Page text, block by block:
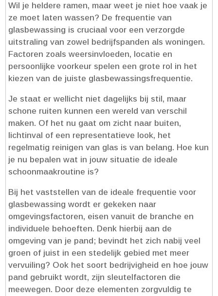
Wil je heldere ramen, maar weet je niet hoe vaak je
ze moet laten wassen? De frequentie van
glasbewassing is cruciaal voor een verzorgde
uitstraling van zowel bedrijfspanden als woningen.​
Factoren zoals weersinvloeden, locatie en
persoonlijke voorkeur spelen een grote rol in het
kiezen van de juiste glasbewassingsfrequentie.​
Je staat er wellicht niet dagelijks bij stil, maar
schone ruiten kunnen een wereld van verschil
maken.​ Of het nu gaat om zicht naar buiten,
lichtinval of een representatieve look, het
regelmatig reinigen van glas is van belang.​ Hoe kun
je nu bepalen wat in jouw situatie de ideale
schoonmaakroutine is?
Bij het vaststellen van de ideale frequentie voor
glasbewassing wordt er gekeken naar
omgevingsfactoren, eisen vanuit de branche en
individuele behoeften.​ Denk hierbij aan de
omgeving van je pand; bevindt het zich nabij veel
groen of juist in een stedelijk gebied met meer
vervuiling? Ook het soort bedrijvigheid en hoe jouw
pand gebruikt wordt, zijn sleutelfactoren die
meewegen.​ Door deze elementen zorgvuldig te